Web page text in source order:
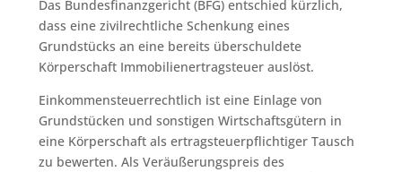
Das Bundesfinanzgericht (BFG) entschied kürzlich,
dass eine zivilrechtliche Schenkung eines
Grundstücks an eine bereits überschuldete
Körperschaft Immobilienertragsteuer auslöst.
Einkommensteuerrechtlich ist eine Einlage von
Grundstücken und sonstigen Wirtschaftsgütern in
eine Körperschaft als ertragsteuerpflichtiger Tausch
zu bewerten. Als Veräußerungspreis des